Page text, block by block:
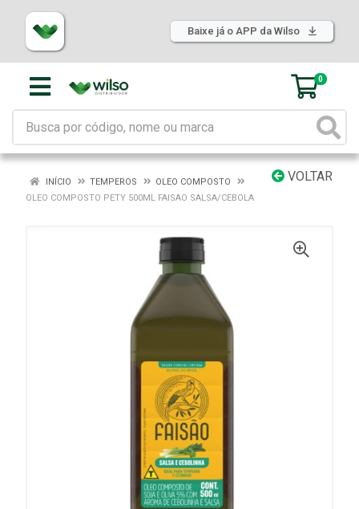
Baixe já o APP da Wilso
0
VOLTAR
INÍCIO TEMPEROS
OLEO COMPOSTO
OLEO COMPOSTO PETY 500ML FAISAO SALSA/CEBOLA